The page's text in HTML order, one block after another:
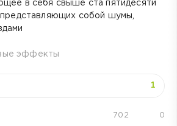
в себя свыше ста пятидесяти
представляющих собой шумы,
эффекты
1
0
702